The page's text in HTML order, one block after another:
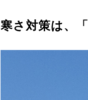
寒さ対策は、